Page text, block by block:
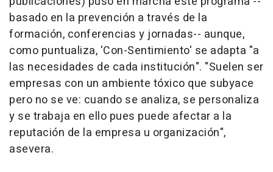
basado en la prevención a través de la
formación, conferencias y jornadas-- aunque,
como puntualiza, 'Con-Sentimiento' se adapta "a
las necesidades de cada institución". "Suelen ser
empresas con un ambiente tóxico que subyace
pero no se ve: cuando se analiza, se personaliza
y se trabaja en ello pues puede afectar a la
reputación de la empresa u organización",
asevera.